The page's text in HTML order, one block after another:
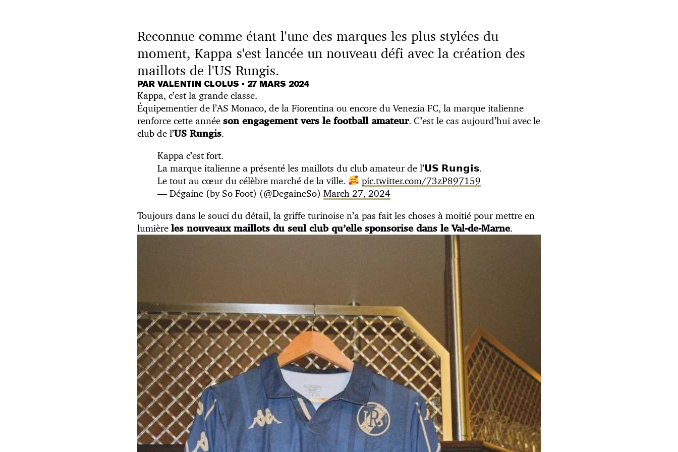
Reconnue comme étant l'une des marques les plus stylées du
moment, Kappa s'est lancée un nouveau défi avec la création des
maillots de l'US Rungis.
PAR VALENTIN CLOLUS • 27 MARS 2024
Kappa, c’est la grande classe.
Équipementier de l’AS Monaco, de la Fiorentina ou encore du Venezia FC, la marque italienne
renforce cette année son engagement vers le football amateur. C’est le cas aujourd’hui avec le
club de l’US Rungis.
Kappa c’est fort.
La marque italienne a présenté les maillots du club amateur de l’𝗨𝗦 𝗥𝘂𝗻𝗴𝗶𝘀.
Le tout au cœur du célèbre marché de la ville.
pic.twitter.com/73zP897159
— Dégaine (by So Foot) (@DegaineSo) March 27, 2024
Toujours dans le souci du détail, la griffe turinoise n’a pas fait les choses à moitié pour mettre en
lumière les nouveaux maillots du seul club qu’elle sponsorise dans le Val-de-Marne.